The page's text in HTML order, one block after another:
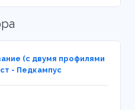
(с двумя профилями
- Педкампус